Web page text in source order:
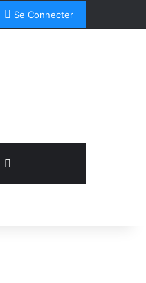
Se Connecter
panier
skin